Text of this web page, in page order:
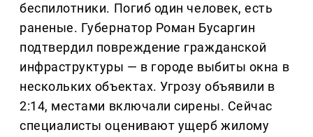
беспилотники. Погиб один человек, есть
раненые. Губернатор Роман Бусаргин
подтвердил повреждение гражданской
инфраструктуры — в городе выбиты окна в
нескольких объектах. Угрозу объявили в
2:14, местами включали сирены. Сейчас
специалисты оценивают ущерб жилому